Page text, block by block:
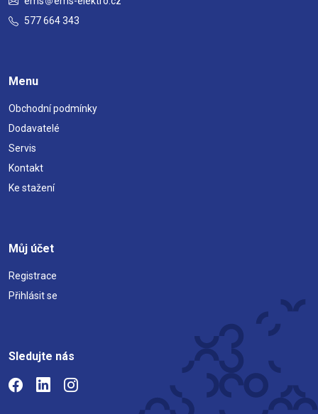
577 664 343
Menu
Obchodní podmínky
Dodavatelé
Servis
Kontakt
Ke stažení
Můj účet
Registrace
Přihlásit se
Sledujte nás